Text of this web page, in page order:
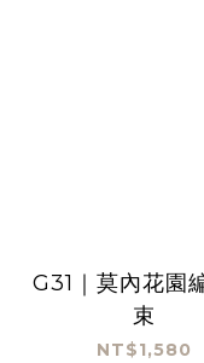
G31｜莫內花園
束
NT$1,580